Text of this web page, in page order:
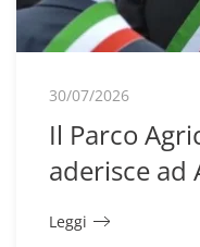
30/07/2026
Il Parco
aderisce ad
Leggi